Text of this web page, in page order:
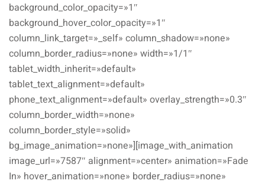
background_color_opacity=»1″
background_hover_color_opacity=»1″
column_link_target=»_self» column_shadow=»none»
column_border_radius=»none» width=»1/1″
tablet_width_inherit=»default»
tablet_text_alignment=»default»
phone_text_alignment=»default» overlay_strength=»0.3″
column_border_width=»none»
column_border_style=»solid»
bg_image_animation=»none»][image_with_animation
image_url=»7587″ alignment=»center» animation=»Fade
In» hover_animation=»none» border_radius=»none»